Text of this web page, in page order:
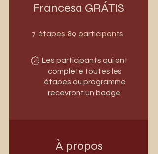
Francesa GRÁTIS
7 étapes 7 étapes
89 participants
Les participants qui ont
complété toutes les
étapes du programme
recevront un badge.
À propos